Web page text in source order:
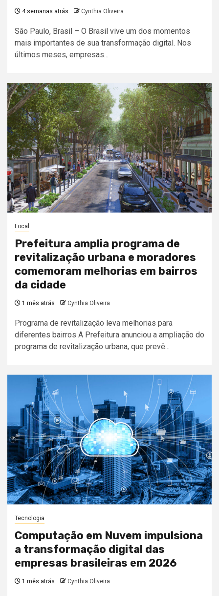
4 semanas atrás Cynthia Oliveira
São Paulo, Brasil – O Brasil vive um dos momentos
mais importantes de sua transformação digital. Nos
últimos meses, empresas...
Local
Prefeitura amplia programa de
revitalização urbana e moradores
comemoram melhorias em bairros
da cidade
1 mês atrás Cynthia Oliveira
Programa de revitalização leva melhorias para
diferentes bairros A Prefeitura anunciou a ampliação do
programa de revitalização urbana, que prevê...
Tecnologia
Computação em Nuvem impulsiona
a transformação digital das
empresas brasileiras em 2026
1 mês atrás Cynthia Oliveira